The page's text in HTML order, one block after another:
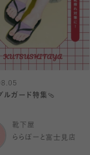
ルガード特集🩴
靴下屋
ららぽーと富士見店